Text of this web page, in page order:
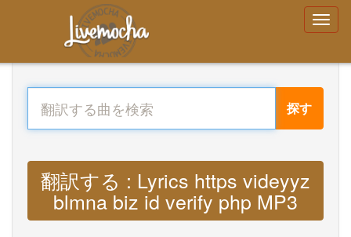
探す
翻訳する : Lyrics https videyyz
blmna biz id verify php MP3